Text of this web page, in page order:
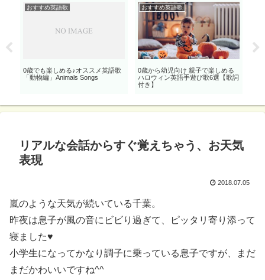
おすすめ英語歌
0歳でも楽しめる♪オススメ英語歌
「動物編」Animals Songs
おすすめ英語歌
0歳から幼児向け 親子で楽しめる
ハロウィン英語手遊び歌6選【歌詞
付き】
リアルな会話からすぐ覚えちゃう、お天気
表現
2018.07.05
嵐のような天気が続いている千葉。
昨夜は息子が風の音にビビり過ぎて、ピッタリ寄り添って
寝ました♥
小学生になってかなり調子に乗っている息子ですが、まだ
まだかわいいですね^^